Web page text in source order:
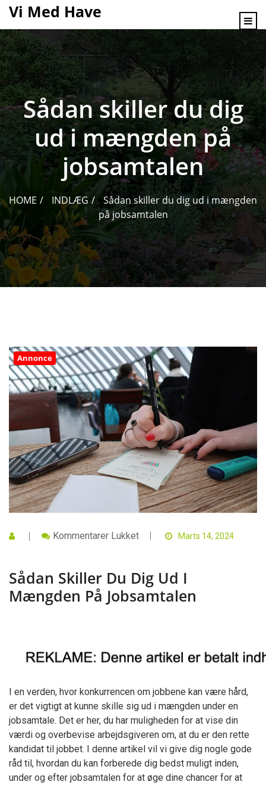
content
Vi Med Have
Sådan skiller du dig
ud i mængden på
jobsamtalen
HOME INDLÆG
Sådan skiller du dig ud i mængden
på jobsamtalen
Annonce
Kommentarer LukketTil
Dig
Ud
I
Mængden
Marts 14, 2024
Sådan Skiller Du Dig Ud I
Mængden På Jobsamtalen
I en verden, hvor konkurrencen om jobbene kan være hård,
er det vigtigt at kunne skille sig ud i mængden under en
jobsamtale. Det er her, du har muligheden for at vise din
værdi og overbevise arbejdsgiveren om, at du er den rette
kandidat til jobbet. I denne artikel vil vi give dig nogle gode
råd til, hvordan du kan forberede dig bedst muligt inden,
under og efter jobsamtalen for at øge dine chancer for at